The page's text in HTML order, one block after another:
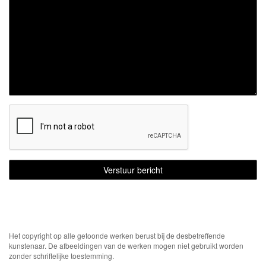
Het copyright op alle getoonde werken berust bij de desbetreffende
kunstenaar. De afbeeldingen van de werken mogen niet gebruikt worden
zonder schriftelijke toestemming.